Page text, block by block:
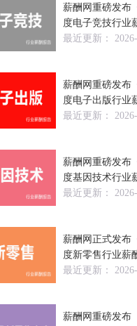
薪酬网重磅发布
度电子竞技行业
告》
最近更新：
薪酬网重磅发布
度电子出版行业
最近更新：
薪酬网重磅发布
度基因技术行业
（
最近更新：
薪酬网正式发布
度新零售行业薪
最近更新：
薪酬网重磅发布